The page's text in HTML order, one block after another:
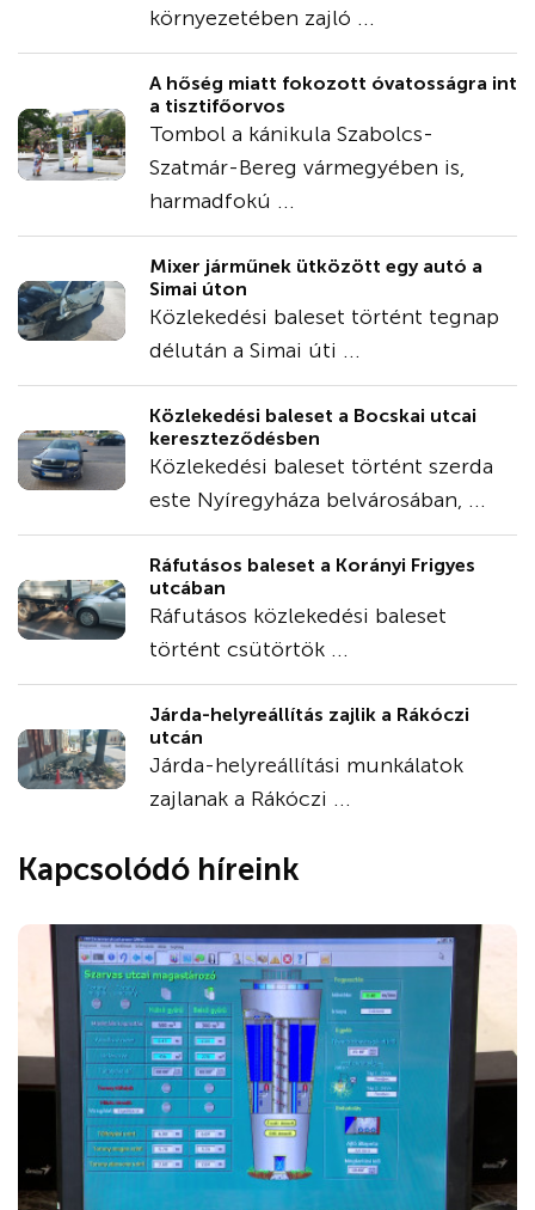
környezetében zajló ...
A hőség miatt fokozott óvatosságra int
a tisztifőorvos
Tombol a kánikula Szabolcs-
Szatmár-Bereg vármegyében is,
harmadfokú ...
Mixer járműnek ütközött egy autó a
Simai úton
Közlekedési baleset történt tegnap
délután a Simai úti ...
Közlekedési baleset a Bocskai utcai
kereszteződésben
Közlekedési baleset történt szerda
este Nyíregyháza belvárosában, ...
Ráfutásos baleset a Korányi Frigyes
utcában
Ráfutásos közlekedési baleset
történt csütörtök ...
Járda-helyreállítás zajlik a Rákóczi
utcán
Járda-helyreállítási munkálatok
zajlanak a Rákóczi ...
Kapcsolódó híreink